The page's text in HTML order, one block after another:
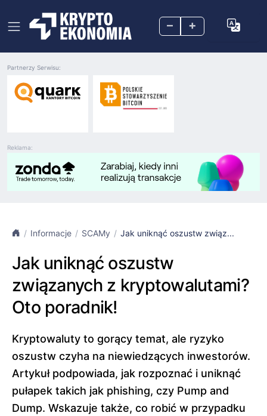
– +
Reklama:
Partnerzy Serwisu:
Informacje SCAMy Jak uniknąć oszustw związ...
Jak uniknąć oszustw
związanych z kryptowalutami?
Oto poradnik!
Kryptowaluty to gorący temat, ale ryzyko
oszustw czyha na niewiedzących inwestorów.
Artykuł podpowiada, jak rozpoznać i uniknąć
pułapek takich jak phishing, czy Pump and
Dump. Wskazuje także, co robić w przypadku